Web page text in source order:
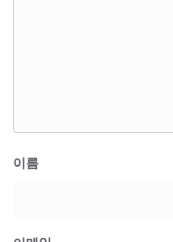
이름